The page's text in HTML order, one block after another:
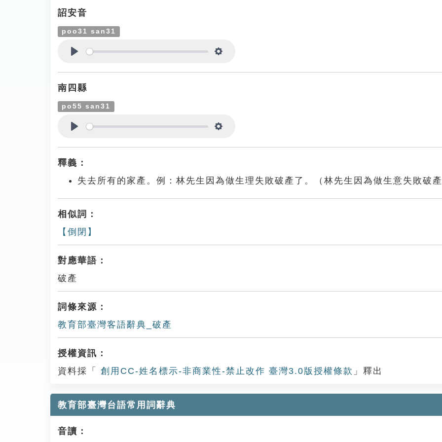
詔安音
poo31 san31
南四縣
po55 san31
釋義：
失去所有的家產。例：林先生因為做生理失敗破產了。（林先生因為做生意失敗破
相似詞：
【倒閉】
對應華語：
破產
詞條來源：
教育部臺灣客語辭典_破產
授權資訊：
資料採「
創用CC-姓名標示-非商業性-禁止改作 臺灣3.0版授權條款 」釋出
教育部臺灣台語常用詞辭典
音讀：